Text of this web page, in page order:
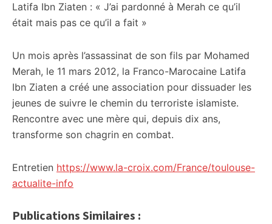
Latifa Ibn Ziaten : « J’ai pardonné à Merah ce qu’il
était mais pas ce qu’il a fait »
Un mois après l’assassinat de son fils par Mohamed
Merah, le 11 mars 2012, la Franco-Marocaine Latifa
Ibn Ziaten a créé une association pour dissuader les
jeunes de suivre le chemin du terroriste islamiste.
Rencontre avec une mère qui, depuis dix ans,
transforme son chagrin en combat.
Entretien https://www.la-croix.com/France/toulouse-
actualite-info
Publications Similaires :